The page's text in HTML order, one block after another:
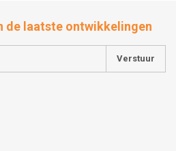
de laatste ontwikkelingen
Verstuur